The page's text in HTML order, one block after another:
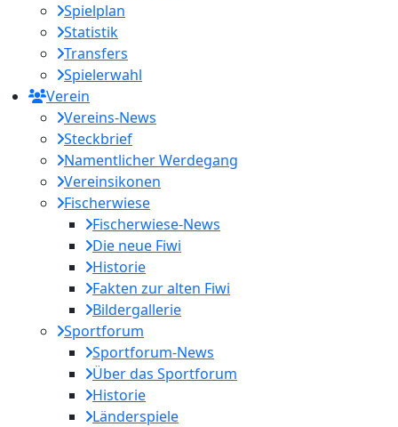
Spielplan
Statistik
Transfers
Spielerwahl
Verein
Vereins-News
Steckbrief
Namentlicher Werdegang
Vereinsikonen
Fischerwiese
Fischerwiese-News
Die neue Fiwi
Historie
Fakten zur alten Fiwi
Bildergallerie
Sportforum
Sportforum-News
Über das Sportforum
Historie
Länderspiele